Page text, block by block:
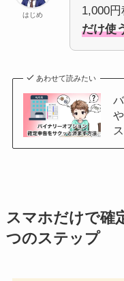
はじめ
1,000
だけ使
あわせて読みたい
スマホだけで確
つのステップ